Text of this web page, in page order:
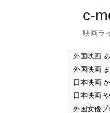
c-
映画ラ
外国映画
外国映画
日本映画
日本映画
外国女優プ